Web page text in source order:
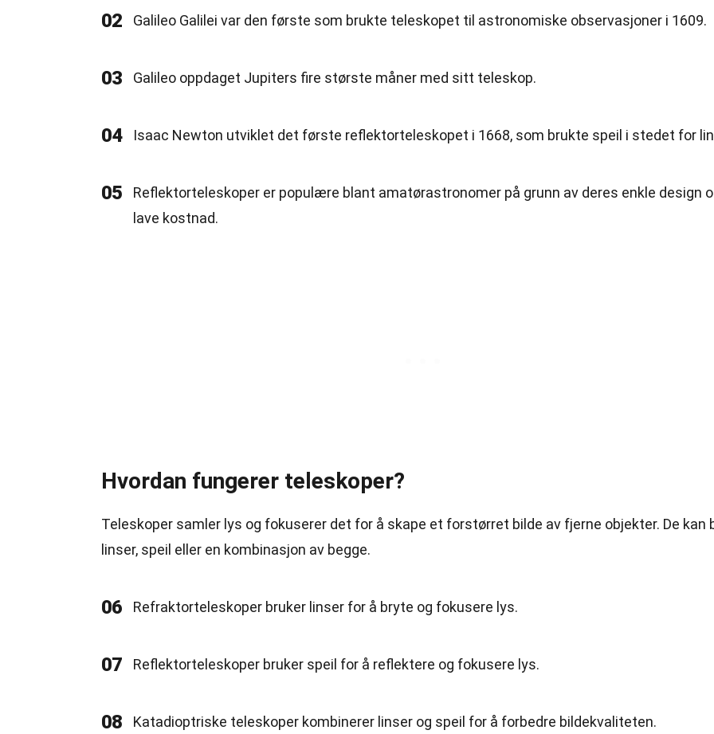
02 Galileo Galilei var den første som brukte teleskopet til astronomiske observasjoner i 1609.
03 Galileo oppdaget Jupiters fire største måner med sitt teleskop.
04 Isaac Newton utviklet det første reflektorteleskopet i 1668, som brukte speil i stedet for
05
Reflektorteleskoper er populære blant amatørastronomer på grunn av deres enkle design
lave kostnad.
Hvordan fungerer teleskoper?
Teleskoper samler lys og fokuserer det for å skape et forstørret bilde av fjerne objekter. De kan
linser, speil eller en kombinasjon av begge.
06 Refraktorteleskoper bruker linser for å bryte og fokusere lys.
07 Reflektorteleskoper bruker speil for å reflektere og fokusere lys.
08 Katadioptriske teleskoper kombinerer linser og speil for å forbedre bildekvaliteten.